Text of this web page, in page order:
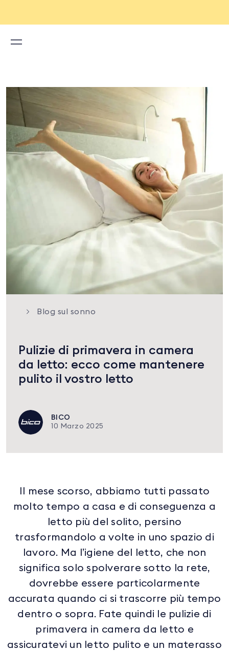
Blog sul sonno
Pulizie di primavera in camera
da letto: ecco come mantenere
pulito il vostro letto
BICO
10 Marzo 2025
Il mese scorso, abbiamo tutti passato
molto tempo a casa e di conseguenza a
letto più del solito, persino
trasformandolo a volte in uno spazio di
lavoro. Ma l’igiene del letto, che non
significa solo spolverare sotto la rete,
dovrebbe essere particolarmente
accurata quando ci si trascorre più tempo
dentro o sopra. Fate quindi le pulizie di
primavera in camera da letto e
assicuratevi un letto pulito e un materasso